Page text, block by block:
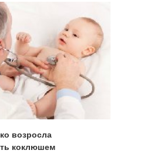
после нее, говорится в
В связи с
связь детских смертей с
прививок в Японии
использование двух
производителей.
возросла
коклюшем